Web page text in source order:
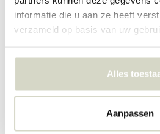
informatie die u aan ze heeft
verzameld op basis van uw
Alles
Aanpassen
Reviews
Er zijn nog geen reviews geschreven